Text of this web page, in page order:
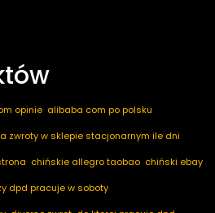
opinie alibaba com po polsku
zwroty w sklepie stacjonarnym ile dni
chińskie allegro taobao chiński ebay
dpd pracuje w soboty